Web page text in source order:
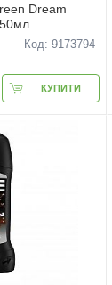
Dream
50мл
Код: 9173794
КУПИТИ